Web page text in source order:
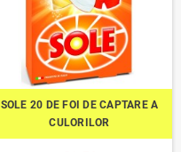
SOLE 20 DE FOI DE CAPTARE A
CULORILOR